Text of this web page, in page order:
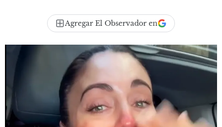
Agregar El Observador en